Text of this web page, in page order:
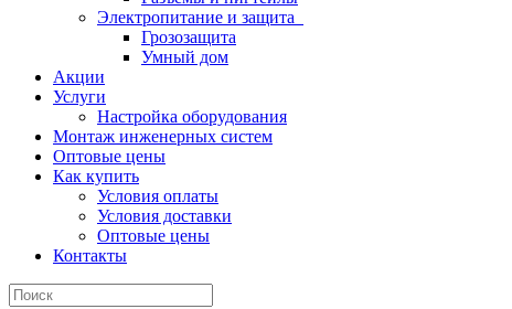
Электропитание и защита
Грозозащита
Умный дом
Акции
Услуги
Настройка оборудования
Монтаж инженерных систем
Оптовые цены
Как купить
Условия оплаты
Условия доставки
Оптовые цены
Контакты